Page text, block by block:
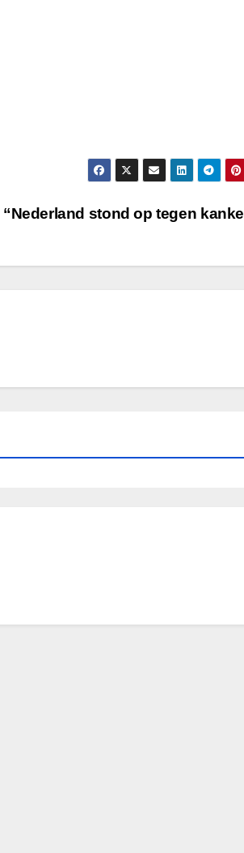
“Nederland stond op tegen